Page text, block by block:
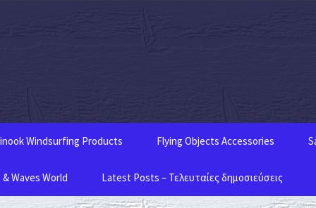
Windsurfing Products Flying Objects Accessories
Waves World Latest Posts – Τελευταίες δημοσιεύσεις